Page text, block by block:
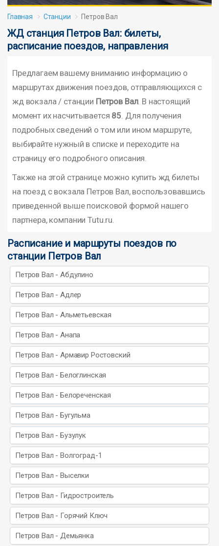
Главная Станции Петров Вал
ЖД станция Петров Вал: билеты,
расписание поездов, направления
Предлагаем вашему вниманию информацию о
маршрутах движения поездов, отправляющихся с
жд вокзала / станции Петров Вал. В настоящий
момент их насчитывается 85 . Для получения
подробных сведений о том или ином маршруте,
выбирайте нужный в списке и переходите на
страницу его подробного описания.
Также на этой странице можно купить жд билеты
на поезд с вокзала Петров Вал, воспользовавшись
приведенной выше поисковой формой нашего
партнера, компании Tutu.ru.
Расписание и маршруты поездов по
станции Петров Вал
Петров Вал - Абдулино
Петров Вал - Адлер
Петров Вал - Альметьевская
Петров Вал - Анапа
Петров Вал - Армавир Ростовский
Петров Вал - Белоглинская
Петров Вал - Белореченская
Петров Вал - Бугульма
Петров Вал - Бузулук
Петров Вал - Волгоград-1
Петров Вал - Выселки
Петров Вал - Гидростроитель
Петров Вал - Горячий Ключ
Петров Вал - Демьянка